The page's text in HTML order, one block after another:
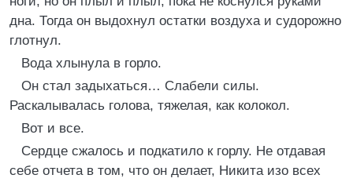
дна. Тогда он выдохнул остатки воздуха и судорожно
глотнул.
Вода хлынула в горло.
Он стал задыхаться… Слабели силы.
Раскалывалась голова, тяжелая, как колокол.
Вот и все.
Сердце сжалось и подкатило к горлу. Не отдавая
себе отчета в том, что он делает, Никита изо всех